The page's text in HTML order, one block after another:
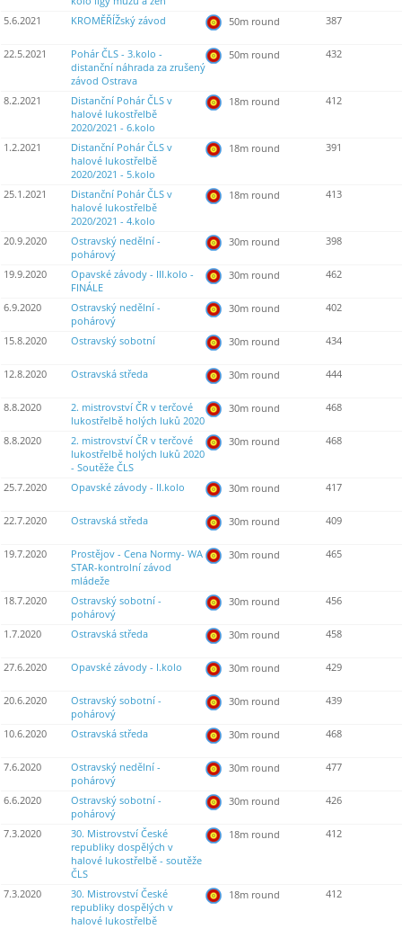
5.6.2021 KROMĚŘÍŽský závod 50m round 387
22.5.2021
Pohár ČLS - 3.kolo -
distanční náhrada za zrušený
závod Ostrava
50m round 432
8.2.2021
Distanční Pohár ČLS v
halové lukostřelbě
2020/2021 - 6.kolo
18m round 412
1.2.2021
Distanční Pohár ČLS v
halové lukostřelbě
2020/2021 - 5.kolo
18m round 391
25.1.2021
Distanční Pohár ČLS v
halové lukostřelbě
2020/2021 - 4.kolo
18m round 413
20.9.2020
Ostravský nedělní -
pohárový
30m round 398
19.9.2020
Opavské závody - III.kolo -
FINÁLE
30m round 462
6.9.2020
Ostravský nedělní -
pohárový
30m round 402
15.8.2020 Ostravský sobotní 30m round 434
12.8.2020 Ostravská středa 30m round 444
8.8.2020
2. mistrovství ČR v terčové
lukostřelbě holých luků 2020
30m round 468
8.8.2020
2. mistrovství ČR v terčové
lukostřelbě holých luků 2020
- Soutěže ČLS
30m round 468
25.7.2020 Opavské závody - II.kolo 30m round 417
22.7.2020 Ostravská středa 30m round 409
19.7.2020
Prostějov - Cena Normy- WA
STAR-kontrolní závod
mládeže
30m round 465
18.7.2020
Ostravský sobotní -
pohárový
30m round 456
1.7.2020 Ostravská středa 30m round 458
27.6.2020 Opavské závody - I.kolo 30m round 429
20.6.2020
Ostravský sobotní -
pohárový
30m round 439
10.6.2020 Ostravská středa 30m round 468
7.6.2020
Ostravský nedělní -
pohárový
30m round 477
6.6.2020
Ostravský sobotní -
pohárový
30m round 426
7.3.2020
30. Mistrovství České
republiky dospělých v
halové lukostřelbě - soutěže
ČLS
18m round 412
7.3.2020
30. Mistrovství České
republiky dospělých v
halové lukostřelbě
18m round 412